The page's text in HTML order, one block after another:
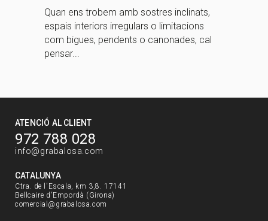
Quan ens trobem amb sostres inclinats,
espais interiors irregulars o limitacions
com bigues, pendents o canonades, cal
pensar...
ATENCIÓ AL CLIENT
972 788 028
info@grabalosa.com
CATALUNYA
Ctra. de l'Escala, km 3,8. 17141
Bellcaire d'Empordà (Girona)
comercial@grabalosa.com